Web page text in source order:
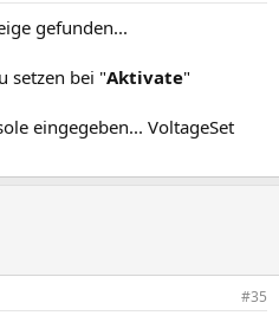
gefunden...
setzen bei "Aktivate"
eingegeben... VoltageSet
#35